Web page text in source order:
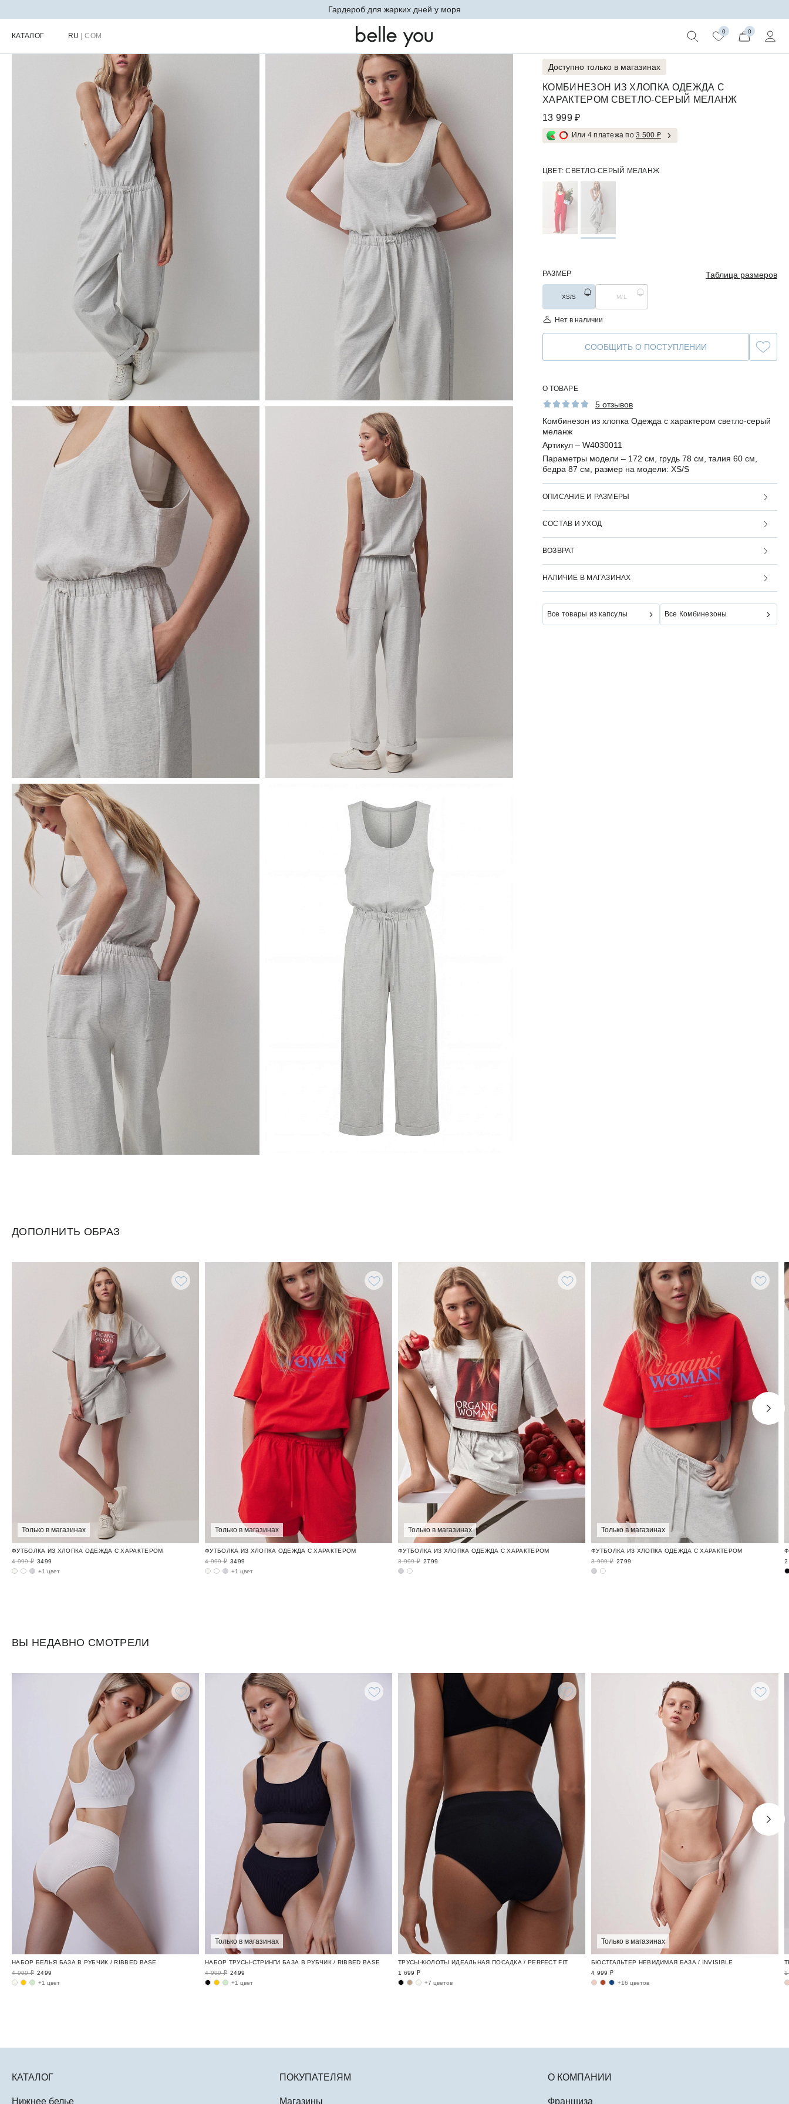
Гардероб для жарких дней у моря
КАТАЛОГ RU |COM
0 0
Комбинезон (светло-серый меланж)
Доступно только в магазинах
КОМБИНЕЗОН ИЗ ХЛОПКА ОДЕЖДА С
ХАРАКТЕРОМ СВЕТЛО-СЕРЫЙ МЕЛАНЖ
13 999 ₽
Или 4 платежа по3 500 ₽
ЦВЕТ:СВЕТЛО-СЕРЫЙ МЕЛАНЖ
РАЗМЕР Таблица размеров
XS/S M/L
Нет в наличии
СООБЩИТЬ О ПОСТУПЛЕНИИ
О ТОВАРЕ
5 отзывов
Комбинезон из хлопка Одежда с характером светло-серый
меланж
Артикул – W4030011
Параметры модели – 172 см, грудь 78 см, талия 60 см,
бедра 87 см, размер на модели: XS/S
ОПИСАНИЕ И РАЗМЕРЫ
СОСТАВ И УХОД
ВОЗВРАТ
НАЛИЧИЕ В МАГАЗИНАХ
Все товары из капсулы Все Комбинезоны
ДОПОЛНИТЬ ОБРАЗ
Только в магазинах
ФУТБОЛКА ИЗ ХЛОПКА ОДЕЖДА С ХАРАКТЕРОМ
4 999 ₽ 3499
+1 цвет
Только в магазинах
ФУТБОЛКА ИЗ ХЛОПКА ОДЕЖДА С ХАРАКТЕРОМ
4 999 ₽ 3499
+1 цвет
Только в магазинах
ФУТБОЛКА ИЗ ХЛОПКА ОДЕЖДА С ХАРАКТЕРОМ
3 999 ₽ 2799
Только в магазинах
ФУТБОЛКА ИЗ ХЛОПКА ОДЕЖДА С ХАРАКТЕРОМ
3 999 ₽ 2799 2
ВЫ НЕДАВНО СМОТРЕЛИ
НАБОР БЕЛЬЯ БАЗА В РУБЧИК / RIBBED BASE
4 999 ₽ 2499
+1 цвет
Только в магазинах
НАБОР ТРУСЫ-СТРИНГИ БАЗА В РУБЧИК / RIBBED BASE
4 999 ₽ 2499
+1 цвет
ТРУСЫ-КЮЛОТЫ ИДЕАЛЬНАЯ ПОСАДКА / PERFECT FIT
1 699 ₽
+7 цветов
Только в магазинах
БЮСТГАЛЬТЕР НЕВИДИМАЯ БАЗА / INVISIBLE
4 999 ₽
+16 цветов
1
КАТАЛОГ
Нижнее белье
ПОКУПАТЕЛЯМ
Магазины
О КОМПАНИИ
Франшиза